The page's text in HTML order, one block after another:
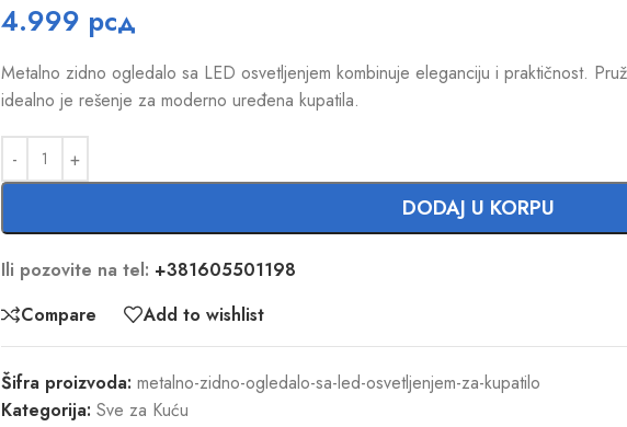
4.999 рсд
Metalno zidno ogledalo sa LED osvetljenjem kombinuje eleganciju i praktičnost.
idealno je rešenje za moderno uređena kupatila.
DODAJ U KORPU
Ili pozovite na tel: +381605501198
Compare
Add to wishlist
Šifra proizvoda: metalno-zidno-ogledalo-sa-led-osvetljenjem-za-kupatilo
Kategorija: Sve za Kuću